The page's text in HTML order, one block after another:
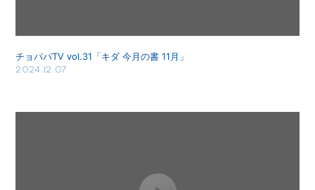
チョパパTV vol.31「キダ 今月の書 11月」
2024.12.07